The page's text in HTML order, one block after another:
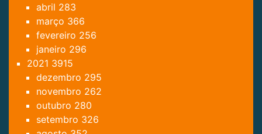
abril 283
março 366
fevereiro 256
janeiro 296
2021 3915
dezembro 295
novembro 262
outubro 280
setembro 326